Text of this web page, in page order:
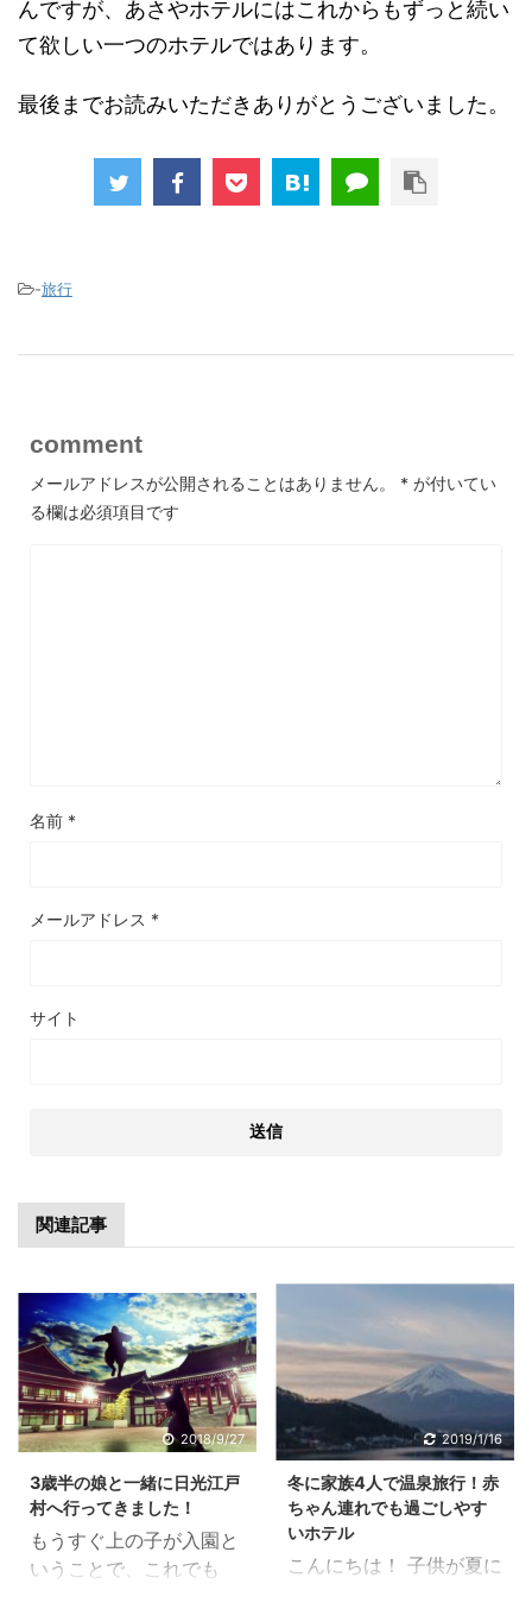
んですが、あさやホテルにはこれからもずっと続い
て欲しい一つのホテルではあります。
最後までお読みいただきありがとうございました。
-旅行
comment
メールアドレスが公開されることはありません。 * が付いてい
る欄は必須項目です
名前 *
メールアドレス *
サイト
関連記事
2018/9/27
3歳半の娘と一緒に日光江戸
村へ行ってきました！
もうすぐ上の子が入園と
いうことで、これでも
2019/1/16
冬に家族4人で温泉旅行！赤
ちゃん連れでも過ごしやす
いホテル
こんにちは！ 子供が夏に